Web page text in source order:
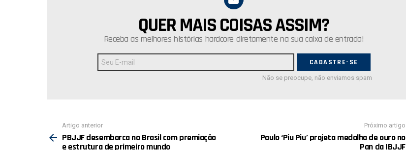
QUER MAIS COISAS ASSIM?
Receba as melhores histórias hardcore diretamente na sua caixa de entrada!
Endereço
de
E-
Não se preocupe, não enviamos spam
mais
Artigo anterior
PBJJF desembarca no Brasil com premiação
e estrutura de primeiro mundo
Próximo artigo
Paulo ‘Piu Piu’ projeta medalha de ouro no
Pan da IBJJF